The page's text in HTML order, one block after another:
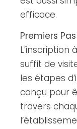
efficace.
Premiers
L’inscription
suffit de
les étapes
conçu pour
travers